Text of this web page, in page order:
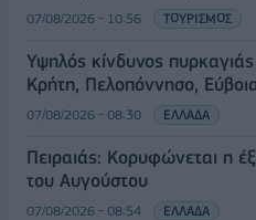
07/08/2026 - 10:56 ΤΟΥΡΙΣΜΟΣ
Υψηλός κίνδυνος
Κρήτη, Πελοπόννησο,
07/08/2026 - 08:30 ΕΛΛΑΔΑ
Πειραιάς: Κορυφώνεται η
του Αυγούστου
07/08/2026 - 08:54 ΕΛΛΑΔΑ